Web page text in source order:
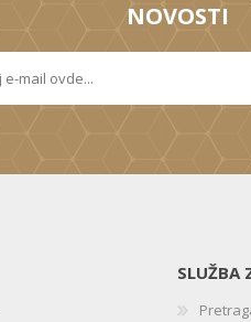
NOVOSTI
SLUŽBA